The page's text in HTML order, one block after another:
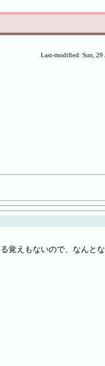
Last-modified: Sun,
覚えもないので、なんと